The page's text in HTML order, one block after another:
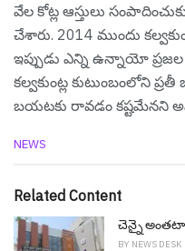
వేల కోట్ల ఆస్తులు
చేశారు. 2014 ముందు
ఇప్పుడు ఎన్ని ఉన్నాయో
కల్వకుంట్ల కుటుంబంలోని
బ‌య‌ట‌కు రావ‌డం క‌ష్ట‌మేన‌ని
C
e
o
r
NEWS
Related Content
చెన్నై
BY NEWS DESK